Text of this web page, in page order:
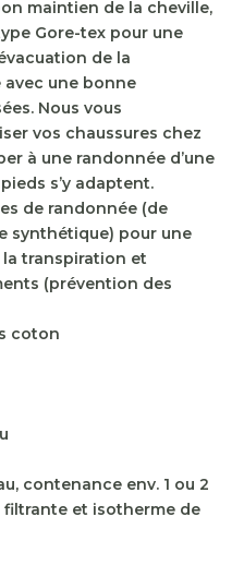
maintien de la cheville,
Gore-tex pour une
de la
avec une bonne
Nous vous
vos chaussures chez
à une randonnée d’une
s’y adaptent.
de randonnée (de
synthétique) pour une
transpiration et
(prévention des
coton
contenance env. 1 ou 2
et isotherme de